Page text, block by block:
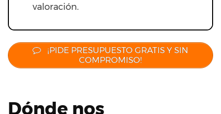
valoración.
¡PIDE PRESUPUESTO GRATIS Y SIN
COMPROMISO!
Dónde nos